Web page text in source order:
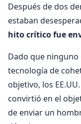
Después de dos
estaban
hito crítico fue
Dado que ninguno
tecnología de
objetivo, los
convirtió en el
de enviar un